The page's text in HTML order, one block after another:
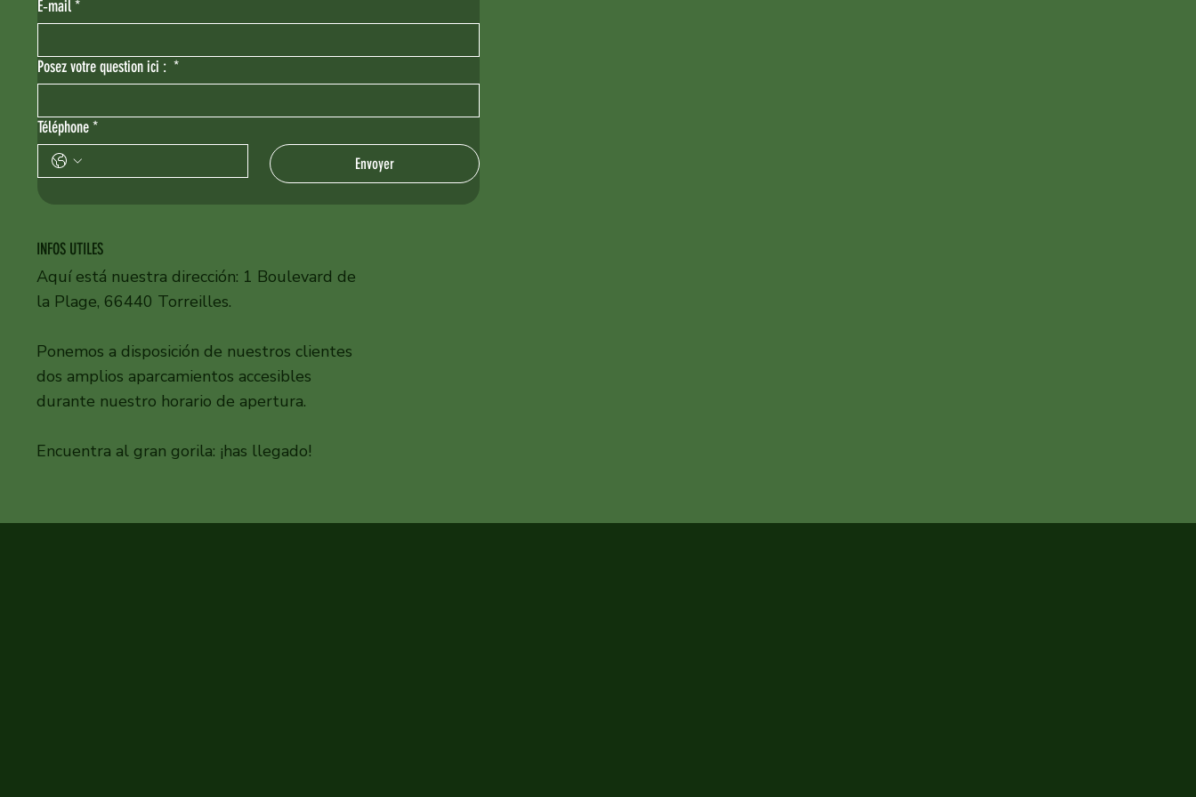
E‑mail*
Posez votre question ici : *
Téléphone*
Envoyer
INFOS UTILES
Aquí está nuestra dirección: 1 Boulevard de
la Plage, 66440 Torreilles.
Ponemos a disposición de nuestros clientes
dos amplios aparcamientos accesibles
durante nuestro horario de apertura.
Encuentra al gran gorila: ¡has llegado!